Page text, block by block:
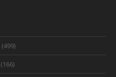
(499)
(166)